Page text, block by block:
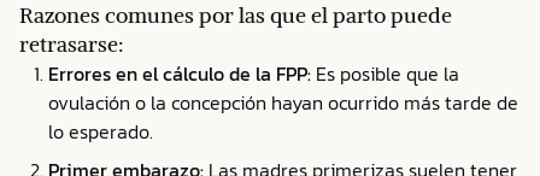
Razones comunes por las que el parto puede
retrasarse:
Errores en el cálculo de la FPP: Es posible que la
ovulación o la concepción hayan ocurrido más tarde de
lo esperado.
Primer embarazo: Las madres primerizas suelen tener